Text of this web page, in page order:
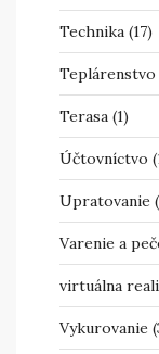
Technika (17)
Teplárenstvo
Terasa (1)
Účtovníctvo
Upratovanie
Varenie a
virtuálna
Vykurovanie